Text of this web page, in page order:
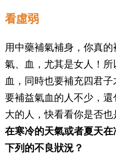
看虛弱
用中藥補氣補身，你真
氣、血，尤其是女人！
血，同時也要補充四君
要補益氣血的人不少，
大的人，快看看你是否也
在寒冷的天氣或者夏天
下列的不良狀況？